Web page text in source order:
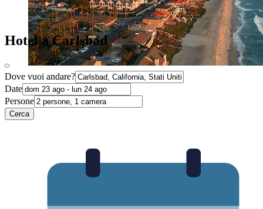
Hotel a Carlsbad
Dove vuoi andare?
Date
Persone
Cerca